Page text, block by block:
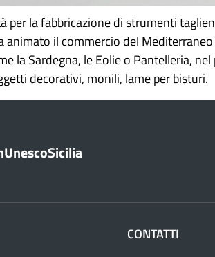
per la fabbricazione di strumenti
animato il commercio del
la Sardegna, le Eolie o Pantelleria,
decorativi, monili, lame per bisturi.
CONTATTI